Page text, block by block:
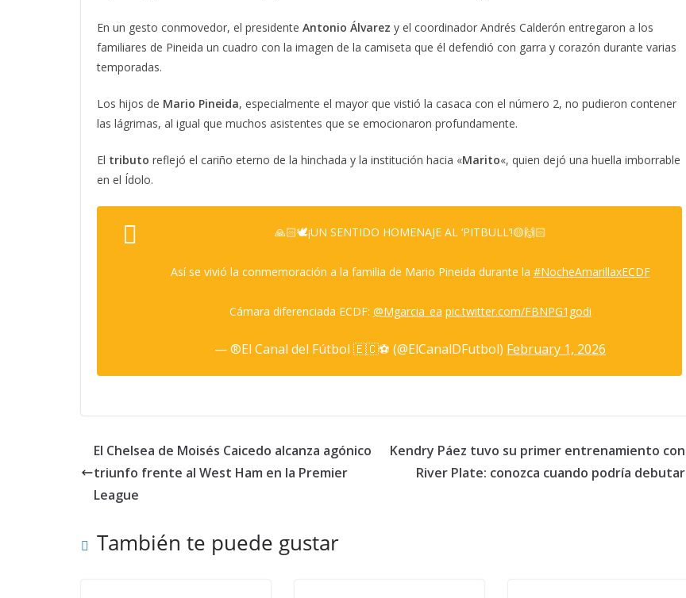
En un gesto conmovedor, el presidente Antonio Álvarez y el coordinador Andrés Calderón entregaron a los
familiares de Pineida un cuadro con la imagen de la camiseta que él defendió con garra y corazón durante varias
temporadas.
Los hijos de Mario Pineida, especialmente el mayor que vistió la casaca con el número 2, no pudieron contener
las lágrimas, al igual que muchos asistentes que se emocionaron profundamente.
El tributo reflejó el cariño eterno de la hinchada y la institución hacia «Marito«, quien dejó una huella imborrable
en el Ídolo.
🙏🏻🕊️¡UN SENTIDO HOMENAJE AL ‘PITBULL’!🟡🙌🏻
Así se vivió la conmemoración a la familia de Mario Pineida durante la #NocheAmarillaxECDF
Cámara diferenciada ECDF: @Mgarcia_ea pic.twitter.com/FBNPG1godi
— ®El Canal del Fútbol 🇪🇨⚽ (@ElCanalDFutbol) February 1, 2026
El Chelsea de Moisés Caicedo alcanza agónico
triunfo frente al West Ham en la Premier
League
Kendry Páez tuvo su primer entrenamiento con
River Plate: conozca cuando podría debutar
También te puede gustar